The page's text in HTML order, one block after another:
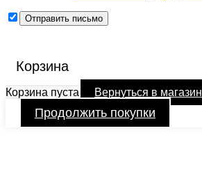
Корзина
Корзина пуста Вернуться в магазин
Продолжить покупки